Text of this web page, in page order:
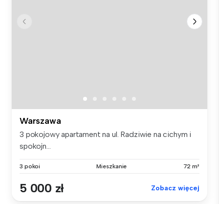
Warszawa
3 pokojowy apartament na ul. Radziwie na cichym i
spokojn...
3 pokoi Mieszkanie 72 m²
5 000 zł Zobacz więcej